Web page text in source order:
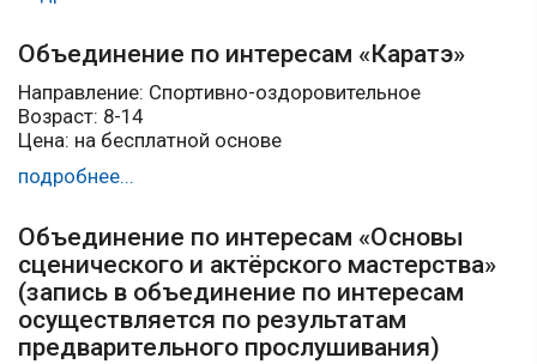
Объединение по интересам «Каратэ»
Направление: Спортивно-оздоровительное
Возраст: 8-14
Цена: на бесплатной основе
подробнее...
Объединение по интересам «Основы
сценического и актёрского мастерства»
(запись в объединение по интересам
осуществляется по результатам
предварительного прослушивания)